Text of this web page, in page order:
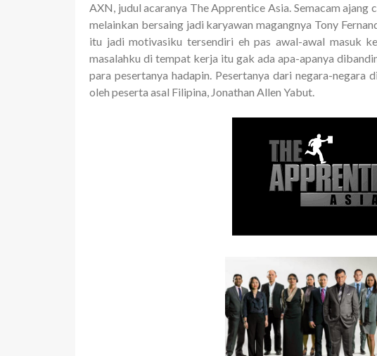
AXN, judul acaranya The Apprentice Asia. Semacam
melainkan bersaing jadi karyawan magangnya Tony
itu jadi motivasiku tersendiri eh pas awal-awal masuk
masalahku di tempat kerja itu gak ada apa-apanya
para pesertanya hadapin. Pesertanya dari negara-negara
oleh peserta asal Filipina, Jonathan Allen Yabut.